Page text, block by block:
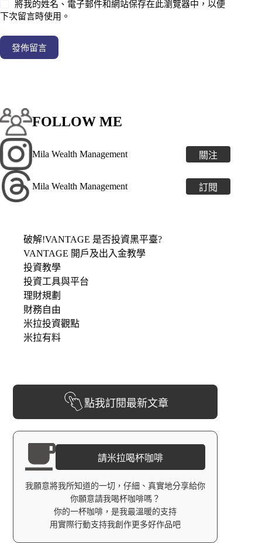
將我的姓名、電子郵件和網站保存在此瀏覽器中，以便
下次留言時使用。
發佈留言
FOLLOW ME
Mila Wealth Management 關注
Mila Wealth Management 訂閱
破解!VANTAGE 是否投資黑平臺?
VANTAGE 開戶及出入金教學
投資教學
投資工具與平台
理財規劃
財務自由
米拉投資觀點
米拉有料
點我訂閱最新文章
請米拉喝杯咖啡
我願意將我所知道的一切，仔細、真實地分享給你
你願意請我喝杯咖啡嗎？
你的一杯咖啡，是我最溫暖的支持
用實際行動支持我創作更多好作品吧